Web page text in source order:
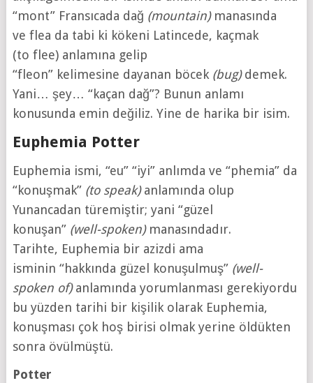
“mont” Fransıcada dağ (mountain)manasında
ve flea da tabi ki kökeni Latincede, kaçmak
(to flee) anlamına gelip
“fleon” kelimesine dayanan böcek(bug)demek.
Yani… şey… “kaçan dağ”? Bunun anlamı
konusunda emin değiliz. Yine de harika bir isim.
Euphemia Potter
Euphemia ismi, “eu” “iyi” anlımda ve “phemia” da
“konuşmak” (to speak)anlamında olup
Yunancadan türemiştir; yani “güzel
konuşan” (well-spoken)manasındadır.
Tarihte, Euphemia bir azizdi ama
isminin “hakkında güzel konuşulmuş”(well-
spoken of)anlamında yorumlanması gerekiyordu
bu yüzden tarihi bir kişilik olarak Euphemia,
konuşması çok hoş birisi olmak yerine öldükten
sonra övülmüştü.
Potter